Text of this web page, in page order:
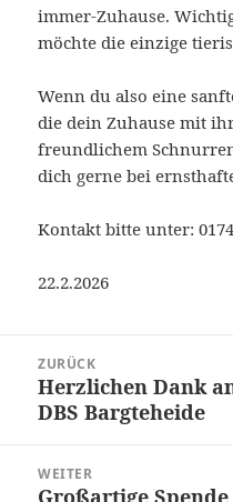
immer-Zuhause.
möchte die einzige
Wenn du also eine
die dein Zuhause mit
freundlichem
dich gerne bei
Kontakt bitte unter: 0174
22.2.2026
ZURÜCK
Vorheriger
Beitrag:
Herzlichen Dank
DBS Bargteheide
WEITER
Nächster